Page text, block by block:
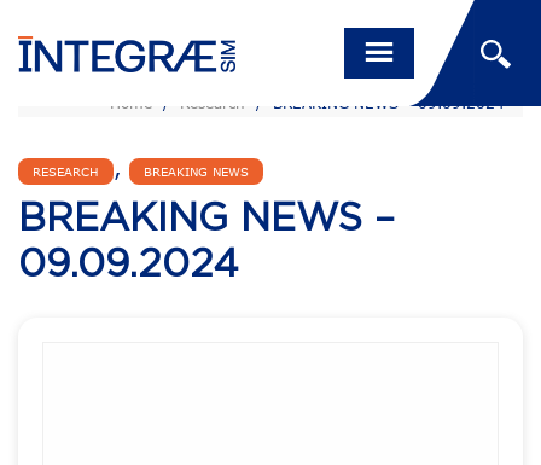
Home / Research / BREAKING NEWS – 09.09.2024
RESEARCH , BREAKING NEWS
BREAKING NEWS –
09.09.2024